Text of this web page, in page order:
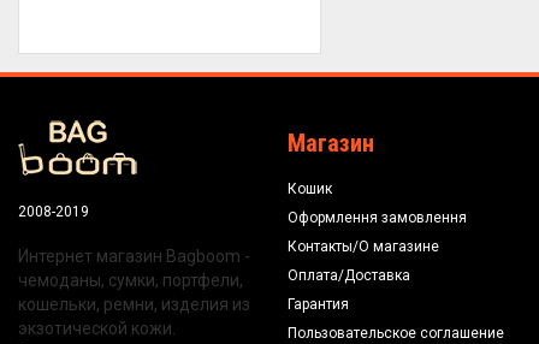
2008-2019
Интернет магазин Bagboom -
чемоданы, сумки, портфели,
кошельки, ремни, изделия из
экзотической кожи.
Магазин
Кошик
Оформлення замовлення
Контакты/О магазине
Оплата/Доставка
Гарантия
Пользовательское соглашение